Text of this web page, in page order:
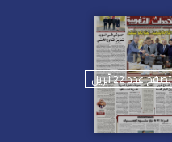
تصفح عدد 22 أبريل